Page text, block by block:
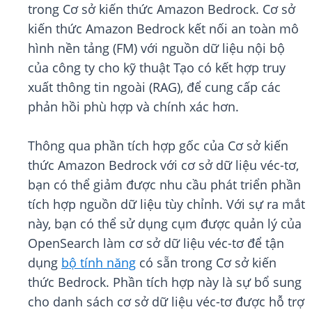
trong Cơ sở kiến thức Amazon Bedrock. Cơ sở
kiến thức Amazon Bedrock kết nối an toàn mô
hình nền tảng (FM) với nguồn dữ liệu nội bộ
của công ty cho kỹ thuật Tạo có kết hợp truy
xuất thông tin ngoài (RAG), để cung cấp các
phản hồi phù hợp và chính xác hơn.
Thông qua phần tích hợp gốc của Cơ sở kiến
thức Amazon Bedrock với cơ sở dữ liệu véc-tơ,
bạn có thể giảm được nhu cầu phát triển phần
tích hợp nguồn dữ liệu tùy chỉnh. Với sự ra mắt
này, bạn có thể sử dụng cụm được quản lý của
OpenSearch làm cơ sở dữ liệu véc-tơ để tận
dụng bộ tính năng có sẵn trong Cơ sở kiến
thức Bedrock. Phần tích hợp này là sự bổ sung
cho danh sách cơ sở dữ liệu véc-tơ được hỗ trợ